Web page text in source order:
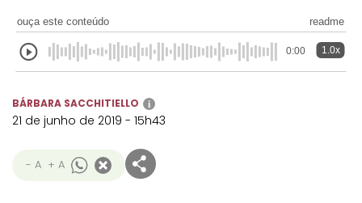
Creative
Commerce
Creative Data
Creative
Creative
Entertainment
for Music
Entertainment
Film
Film Craft
Media
Outdoor
Creative Brand
Creative
Business
Creative
Creative Data
Entertainment
Entertainment
for Gaming
Entertainment
Entertainment
for Sport
Innovation
Luxury
Titanium
ouça este conteúdo readme
0:00 1.0x
BÁRBARA SACCHITIELLO i
21 de junho de 2019 - 15h43
- A + A